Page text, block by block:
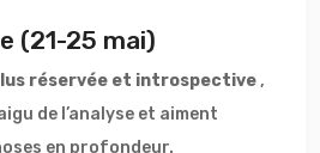
(21-25 mai)
réservée et introspective,
de l’analyse et aiment
en profondeur.